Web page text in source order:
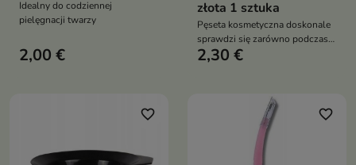
Idealny do codziennej
pielęgnacji twarzy
2,00 €
złota 1 sztuka
Pęseta kosmetyczna doskonale
sprawdzi się zarówno podczas
zabiegów domowych
2,30 €
favorite_border favorite_border